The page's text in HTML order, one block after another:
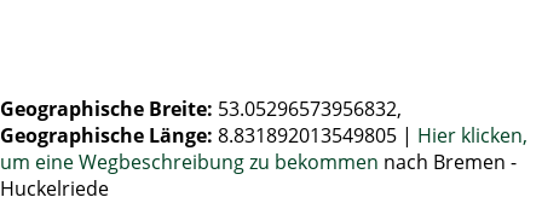
Geographische Breite: 53.05296573956832,
Geographische Länge: 8.831892013549805 | Hier klicken,
um eine Wegbeschreibung zu bekommen nach Bremen -
Huckelriede